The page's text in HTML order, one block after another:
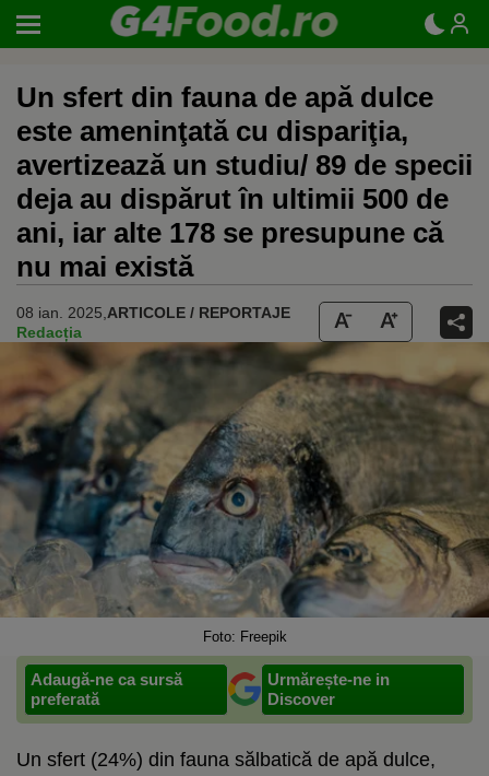
Un sfert din fauna de apă dulce
este ameninţată cu dispariţia,
avertizează un studiu/ 89 de specii
deja au dispărut în ultimii 500 de
ani, iar alte 178 se presupune că
nu mai există
08 ian. 2025, ARTICOLE / REPORTAJE
Redacția
Foto: Freepik
Adaugă-ne ca sursă
preferată
Urmărește-ne in
Discover
Un sfert (24%) din fauna sălbatică de apă dulce,